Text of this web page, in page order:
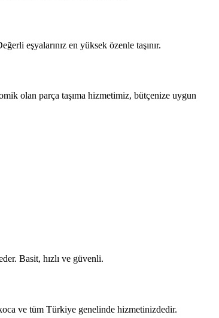
eşyalarınız en yüksek özenle taşınır.
olan parça taşıma hizmetimiz, bütçenize uygun
Basit, hızlı ve güvenli.
ve tüm Türkiye genelinde hizmetinizdedir.